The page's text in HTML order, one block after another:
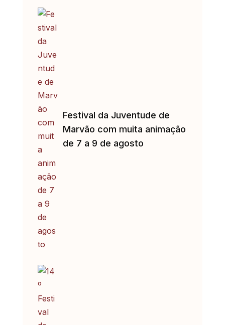
Festival da Juventude de
Marvão com muita animação
de 7 a 9 de agosto